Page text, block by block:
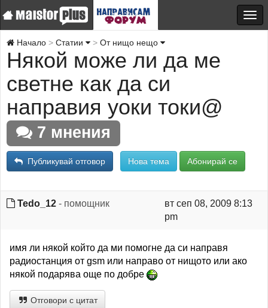
Начало Статии От нищо нещо
Някой може ли да ме
светне как да си
направия уоки токи@
7 мнения
Публикувай отговор Нова тема Абонирай се
Tedo_12 - помощник
вт сеп 08, 2009 8:13
pm
имя ли някой който да ми помогне да си направя
радиостанция от gsm или направо от нищото или ако
някой подарява още по добре
Отговори с цитат